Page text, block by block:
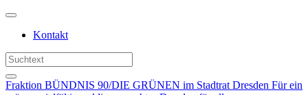
Weiter
Inhalt
Kontakt
Fraktion BÜNDNIS 90/DIE GRÜNEN im Stadtrat Dresden Für ein